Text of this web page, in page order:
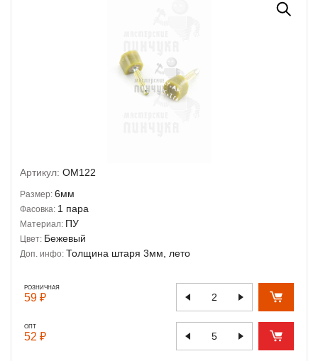
Артикул: OM122
Размер: 6мм
Фасовка: 1 пара
Материал: ПУ
Цвет: Бежевый
Доп. инфо: Толщина штаря 3мм, лето
РОЗНИЧНАЯ
59 ₽
ОПТ
52 ₽